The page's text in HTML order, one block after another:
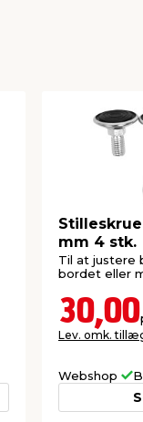
mm 4 stk.
Til at justere
bordet eller
30,00
Lev. omk.
Webshop